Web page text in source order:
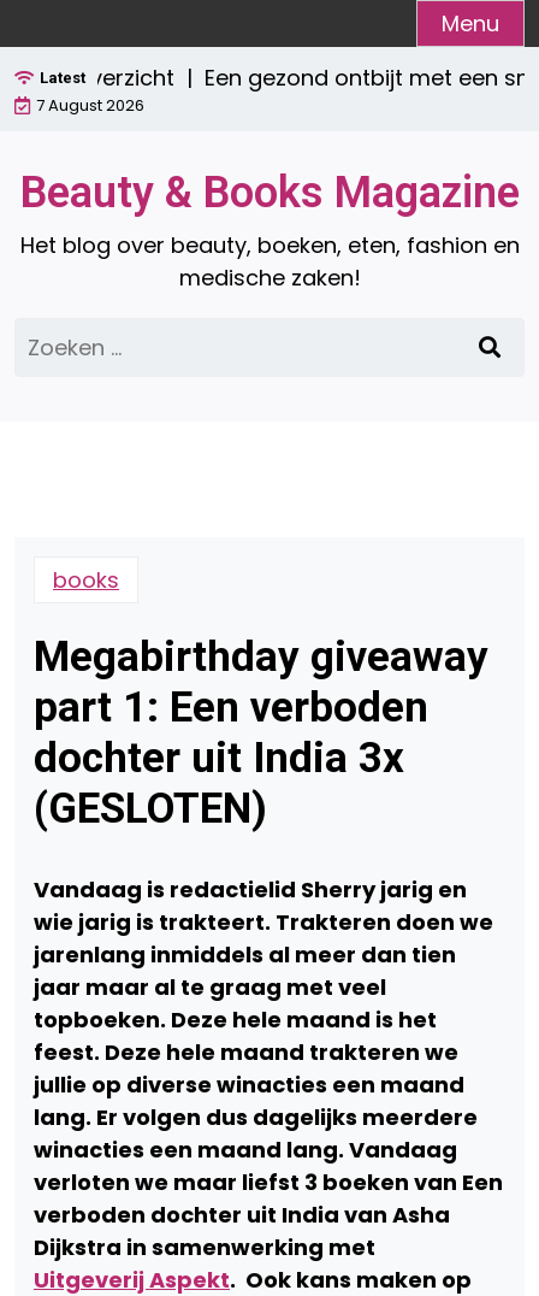
naar
de
inhoud
Menu
Latest
overzicht |Een gezond ontbijt met een
7 August 2026
Beauty & Books Magazine
Het blog over beauty, boeken, eten, fashion en
medische zaken!
Zoeken
naar:
books
Megabirthday giveaway
part 1: Een verboden
dochter uit India 3x
(GESLOTEN)
Vandaag is redactielid Sherry jarig en
wie jarig is trakteert. Trakteren doen we
jarenlang inmiddels al meer dan tien
jaar maar al te graag met veel
topboeken. Deze hele maand is het
feest. Deze hele maand trakteren we
jullie op diverse winacties een maand
lang. Er volgen dus dagelijks meerdere
winacties een maand lang. Vandaag
verloten we maar liefst 3 boeken van Een
verboden dochter uit India van Asha
Dijkstra in samenwerking met
Uitgeverij Aspekt. Ook kans maken op